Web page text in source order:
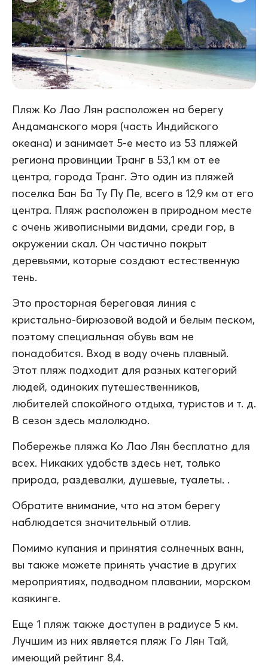
Пляж Ко Лао Лян расположен на берегу
Андаманского моря (часть Индийского
океана) и занимает 5-е место из 53 пляжей
региона провинции Транг в 53,1 км от ее
центра, города Транг. Это один из пляжей
поселка Бан Ба Ту Пу Пе, всего в 12,9 км от его
центра. Пляж расположен в природном месте
с очень живописными видами, среди гор, в
окружении скал. Он частично покрыт
деревьями, которые создают естественную
тень.
Это просторная береговая линия с
кристально-бирюзовой водой и белым песком,
поэтому специальная обувь вам не
понадобится. Вход в воду очень плавный.
Этот пляж подходит для разных категорий
людей, одиноких путешественников,
любителей спокойного отдыха, туристов и т. д.
В сезон здесь малолюдно.
Побережье пляжа Ко Лао Лян бесплатно для
всех. Никаких удобств здесь нет, только
природа, раздевалки, душевые, туалеты. .
Обратите внимание, что на этом берегу
наблюдается значительный отлив.
Помимо купания и принятия солнечных ванн,
вы также можете принять участие в других
мероприятиях, подводном плавании, морском
каякинге.
Еще 1 пляж также доступен в радиусе 5 км.
Лучшим из них является пляж Го Лян Тай,
имеющий рейтинг 8,4.